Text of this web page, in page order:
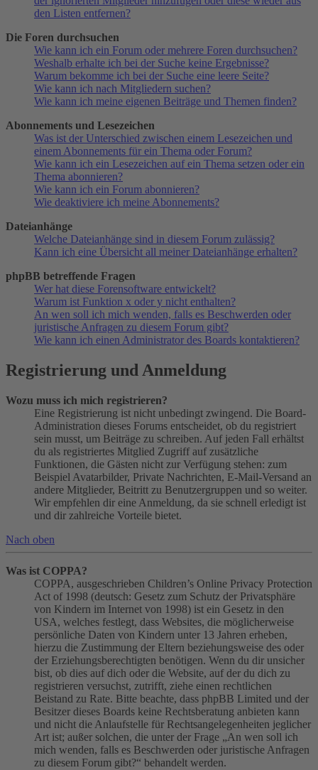
den Listen entfernen?
Die Foren durchsuchen
Wie kann ich ein Forum oder mehrere Foren durchsuchen?
Weshalb erhalte ich bei der Suche keine Ergebnisse?
Warum bekomme ich bei der Suche eine leere Seite?
Wie kann ich nach Mitgliedern suchen?
Wie kann ich meine eigenen Beiträge und Themen finden?
Abonnements und Lesezeichen
Was ist der Unterschied zwischen einem Lesezeichen und
einem Abonnements für ein Thema oder Forum?
Wie kann ich ein Lesezeichen auf ein Thema setzen oder ein
Thema abonnieren?
Wie kann ich ein Forum abonnieren?
Wie deaktiviere ich meine Abonnements?
Dateianhänge
Welche Dateianhänge sind in diesem Forum zulässig?
Kann ich eine Übersicht all meiner Dateianhänge erhalten?
phpBB betreffende Fragen
Wer hat diese Forensoftware entwickelt?
Warum ist Funktion x oder y nicht enthalten?
An wen soll ich mich wenden, falls es Beschwerden oder
juristische Anfragen zu diesem Forum gibt?
Wie kann ich einen Administrator des Boards kontaktieren?
Registrierung und Anmeldung
Wozu muss ich mich registrieren?
Eine Registrierung ist nicht unbedingt zwingend. Die Board-
Administration dieses Forums entscheidet, ob du registriert
sein musst, um Beiträge zu schreiben. Auf jeden Fall erhältst
du als registriertes Mitglied Zugriff auf zusätzliche
Funktionen, die Gästen nicht zur Verfügung stehen: zum
Beispiel Avatarbilder, Private Nachrichten, E-Mail-Versand an
andere Mitglieder, Beitritt zu Benutzergruppen und so weiter.
Wir empfehlen dir eine Anmeldung, da sie schnell erledigt ist
und dir zahlreiche Vorteile bietet.
Nach oben
Was ist COPPA?
COPPA, ausgeschrieben Children’s Online Privacy Protection
Act of 1998 (deutsch: Gesetz zum Schutz der Privatsphäre
von Kindern im Internet von 1998) ist ein Gesetz in den
USA, welches festlegt, dass Websites, die möglicherweise
persönliche Daten von Kindern unter 13 Jahren erheben,
hierzu die Zustimmung der Eltern beziehungsweise des oder
der Erziehungsberechtigten benötigen. Wenn du dir unsicher
bist, ob dies auf dich oder die Website, auf der du dich zu
registrieren versuchst, zutrifft, ziehe einen rechtlichen
Beistand zu Rate. Bitte beachte, dass phpBB Limited und der
Besitzer dieses Boards keine Rechtsberatung anbieten kann
und nicht die Anlaufstelle für Rechtsangelegenheiten jeglicher
Art ist; außer solchen, die unter der Frage „An wen soll ich
mich wenden, falls es Beschwerden oder juristische Anfragen
zu diesem Forum gibt?“ behandelt werden.